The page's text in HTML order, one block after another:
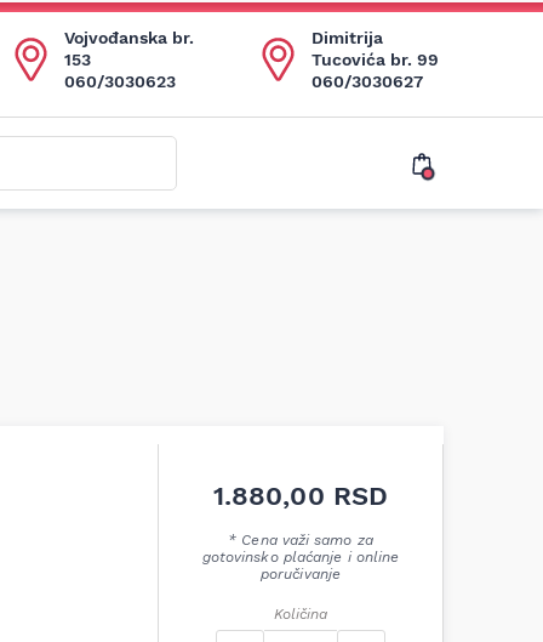
Vojvođanska br.
153
060/3030623
Dimitrija
Tucovića br. 99
060/3030627
1.880,00 RSD
* Cena važi samo za
gotovinsko plaćanje i online
poručivanje
Količina